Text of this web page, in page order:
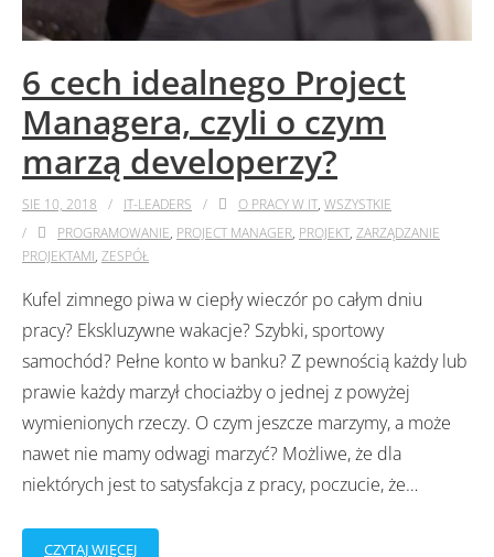
6 cech idealnego Project
Managera, czyli o czym
marzą developerzy?
SIE 10, 2018 IT-LEADERS O PRACY W IT, WSZYSTKIE
PROGRAMOWANIE, PROJECT MANAGER, PROJEKT, ZARZĄDZANIE
PROJEKTAMI, ZESPÓŁ
Kufel zimnego piwa w ciepły wieczór po całym dniu
pracy? Ekskluzywne wakacje? Szybki, sportowy
samochód? Pełne konto w banku? Z pewnością każdy lub
prawie każdy marzył chociażby o jednej z powyżej
wymienionych rzeczy. O czym jeszcze marzymy, a może
nawet nie mamy odwagi marzyć? Możliwe, że dla
niektórych jest to satysfakcja z pracy, poczucie, że…
CZYTAJ WIĘCEJ